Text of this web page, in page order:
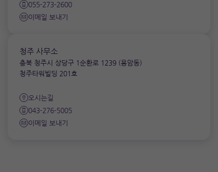
055-273-2600
이메일 보내기
청주 사무소
충북 청주시 상당구 1순환로 1239 (용암동)
청주타워빌딩 201호
오시는길
043-276-5005
이메일 보내기